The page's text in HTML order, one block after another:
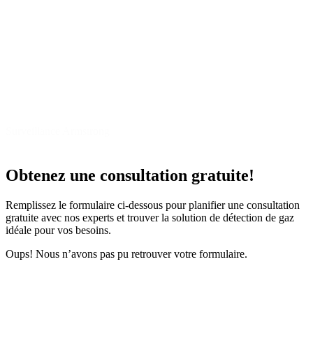
Obtenez une consultation gratuite!
Remplissez le formulaire ci-dessous pour planifier une consultation
gratuite avec nos experts et trouver la solution de détection de gaz
idéale pour vos besoins.
Oups! Nous n’avons pas pu retrouver votre formulaire.